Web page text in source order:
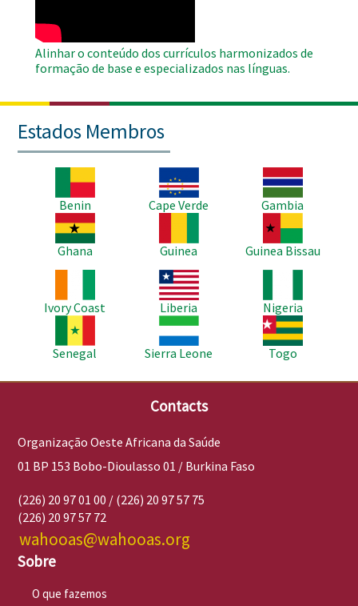
Alinhar o conteúdo dos currículos harmonizados de
formação de base e especializados nas línguas.
Estados Membros
Benin
Imagem
Cape Verde
Imagem
Gambia
Imagem
Ghana
Guinea
Imagem
Guinea Bissau
Ivory Coast
Imagem
Liberia
Nigeria
Imagem
Senegal
Imagem
Sierra Leone
Imagem
Togo
Contacts
Organização Oeste Africana da Saúde
01 BP 153 Bobo-Dioulasso 01 / Burkina Faso
(226) 20 97 01 00 / (226) 20 97 57 75
(226) 20 97 57 72
wahooas@wahooas.org
Sobre
O que fazemos